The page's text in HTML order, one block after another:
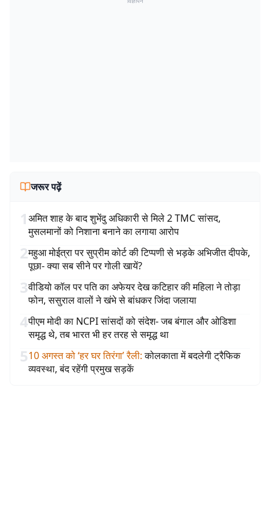
जरूर पढ़ें
1अमित शाह के बाद शुभेंदु अधिकारी से मिले 2 TMC सांसद,
मुसलमानों को निशाना बनाने का लगाया आरोप
2महुआ मोईत्रा पर सुप्रीम कोर्ट की टिप्पणी से भड़के अभिजीत दीपके,
पूछा- क्या सब सीने पर गोली खायें?
3वीडियो कॉल पर पति का अफेयर देख कटिहार की महिला ने तोड़ा
फोन, ससुराल वालों ने खंभे से बांधकर जिंदा जलाया
4पीएम मोदी का NCPI सांसदों को संदेश- जब बंगाल और ओडिशा
समृद्ध थे, तब भारत भी हर तरह से समृद्ध था
510 अगस्त को ‘हर घर तिरंगा’ रैली: कोलकाता में बदलेगी ट्रैफिक
व्यवस्था, बंद रहेंगी प्रमुख सड़कें